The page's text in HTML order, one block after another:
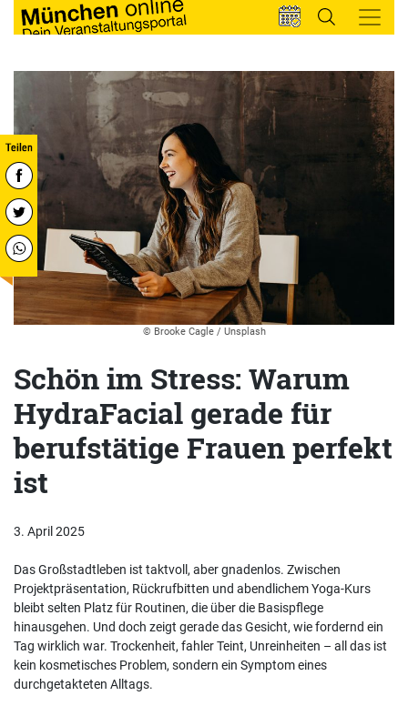
© Brooke Cagle / Unsplash
Schön im Stress: Warum
HydraFacial gerade für
berufstätige Frauen perfekt
ist
3. April 2025
Das Großstadtleben ist taktvoll, aber gnadenlos. Zwischen
Projektpräsentation, Rückrufbitten und abendlichem Yoga-Kurs
bleibt selten Platz für Routinen, die über die Basispflege
hinausgehen. Und doch zeigt gerade das Gesicht, wie fordernd ein
Tag wirklich war. Trockenheit, fahler Teint, Unreinheiten – all das ist
kein kosmetisches Problem, sondern ein Symptom eines
durchgetakteten Alltags.